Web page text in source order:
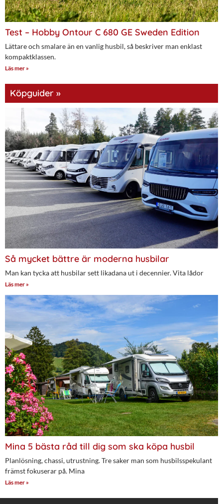
Test – Hobby Ontour C 680 GE Sweden Edition
Lättare och smalare än en vanlig husbil, så beskriver man enklast
kompaktklassen.
Läs mer »
Köpguider »
Så mycket bättre är moderna husbilar
Man kan tycka att husbilar sett likadana ut i decennier. Vita lådor
Läs mer »
Mina 5 bästa råd till dig som ska köpa husbil
Planlösning, chassi, utrustning. Tre saker man som husbilsspekulant
främst fokuserar på. Mina
Läs mer »